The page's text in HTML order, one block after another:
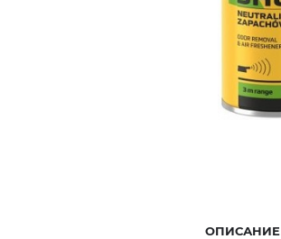
ОПИСАНИЕ